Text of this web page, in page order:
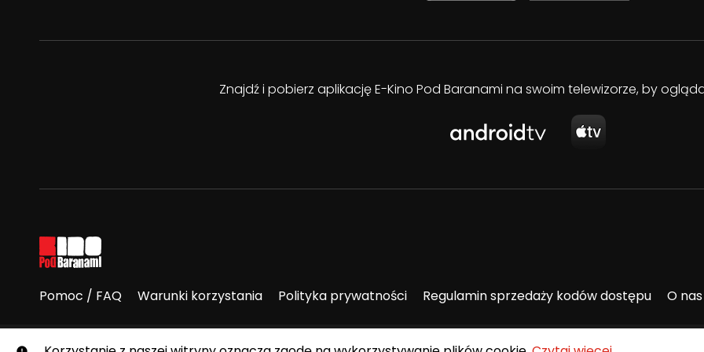
Znajdź i pobierz aplikację E-Kino Pod Baranami na swoim telewizorze, by
Pomoc / FAQ Warunki korzystania Polityka prywatności Regulamin sprzedaży kodów dostępu O nas